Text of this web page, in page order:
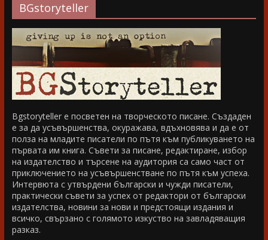
BGstoryteller
Bgstoryteller е посветен на творческото писане. Създаден
е за да усъвършенства, окуражава, вдъхновява и да е от
полза на младите писатели по пътя към публикуването на
първата им книга. Съвети за писане, редактиране, избор
на издателство и търсене на аудитория са само част от
приключението на усъвършенстване по пътя към успеха.
Интервюта с утвърдени български и чужди писатели,
практически съвети за успех от редактори от български
издателства, новини за нови и предстоящи издания и
всичко, свързано с голямото изкуство на завладяващия
разказ.